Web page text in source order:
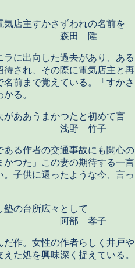
店主すかさずわれの名前を
田 陞
に出向した過去があり、ある
され、その際に電気店主と再
前まで覚えている。「すかさ
る。
ああうまかつたと初めて言
竹子
る作者の交通事故にも関心の
つた」この妻の期待する一言
子供に還ったような今、言っ
の台所広々として
孝子
作。女性の作者らしく井戸や
た処を興味深く捉えている。